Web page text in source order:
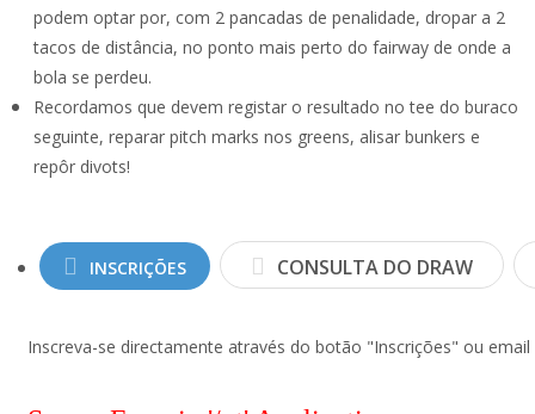
podem optar por, com 2 pancadas de penalidade, dropar a 2
tacos de distância, no ponto mais perto do fairway de onde a
bola se perdeu.
Recordamos que devem registar o resultado no tee do buraco
seguinte, reparar pitch marks nos greens, alisar bunkers e
repôr divots!
INSCRIÇÕES CONSULTA DO DRAW
Inscreva-se directamente através do botão "Inscrições" ou